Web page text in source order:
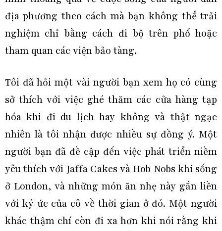
địa phương theo cách mà bạn không thể trải
nghiệm chỉ bằng cách đi bộ trên phố hoặc
tham quan các viện bảo tàng.
Tôi đã hỏi một vài người bạn xem họ có cùng
sở thích với việc ghé thăm các cửa hàng tạp
hóa khi đi du lịch hay không và thật ngạc
nhiên là tôi nhận được nhiều sự đồng ý. Một
người bạn đã đề cập đến việc phát triển niềm
yêu thích với Jaffa Cakes và Hob Nobs khi sống
ở London, và những món ăn nhẹ này gắn liền
với ký ức của cô về thời gian ở đó. Một người
khác thậm chí còn đi xa hơn khi nói rằng khi